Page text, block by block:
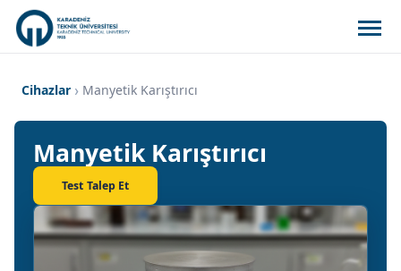
Cihazlar Manyetik Karıştırıcı
Manyetik Karıştırıcı
Test Talep Et